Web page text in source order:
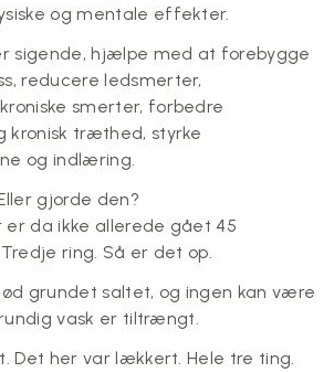
og mentale effekter.
sigende, hjælpe med at forebygge
reducere ledsmerter,
smerter, forbedre
kronisk træthed, styrke
og indlæring.
gjorde den?
er da ikke allerede gået 45
ring. Så er det op.
grundet saltet, og ingen kan være
vask er tiltrængt.
Det her var lækkert. Hele tre ting.